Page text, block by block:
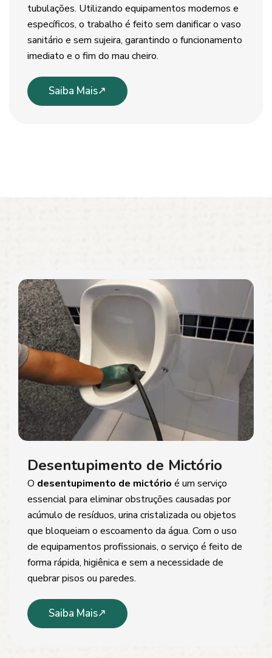
tubulações. Utilizando equipamentos modernos e
específicos, o trabalho é feito sem danificar o vaso
sanitário e sem sujeira, garantindo o funcionamento
imediato e o fim do mau cheiro.
Saiba Mais
Desentupimento de Mictório
O desentupimento de mictório é um serviço
essencial para eliminar obstruções causadas por
acúmulo de resíduos, urina cristalizada ou objetos
que bloqueiam o escoamento da água. Com o uso
de equipamentos profissionais, o serviço é feito de
forma rápida, higiênica e sem a necessidade de
quebrar pisos ou paredes.
Saiba Mais